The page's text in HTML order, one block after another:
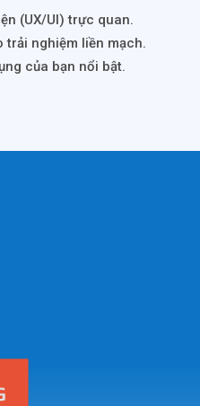
(UX/UI) trực quan.
trải nghiệm liền mạch.
của bạn nổi bật.